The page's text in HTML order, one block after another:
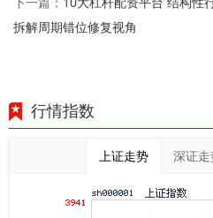
拆解周期错位修复视角
行情指数
上证走势 深证走